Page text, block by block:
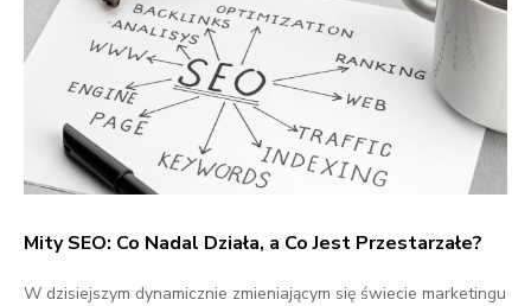
Mity SEO: Co Nadal Działa, a Co Jest Przestarzałe?
W dzisiejszym dynamicznie zmieniającym się świecie marketingu